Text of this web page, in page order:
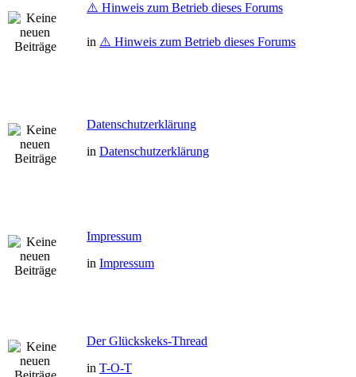
⚠️ Hinweis zum Betrieb dieses Forums
in ⚠️ Hinweis zum Betrieb dieses Forums
Datenschutzerklärung
in Datenschutzerklärung
Impressum
in Impressum
Der Glückskeks-Thread
in T-O-T